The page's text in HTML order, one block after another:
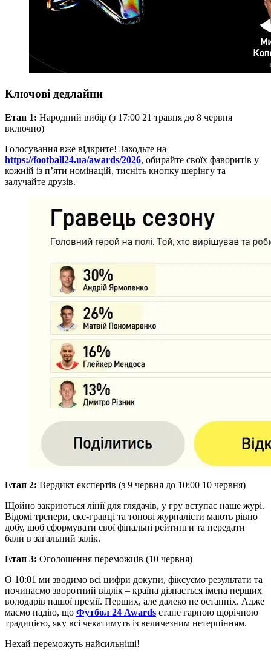
Ключові дедлайни
Етап 1: Народний вибір (з 17:00 21 травня до 8 червня
включно)
Голосування вже відкрите! Заходьте на
https://football24.ua/awards/2026, обирайте своїх фаворитів у
кожній із п’яти номінацій, тисніть кнопку шерінгу та
залучайте друзів.
Етап 2: Вердикт експертів (з 9 червня до 10:00 10 червня)
Щойно закриються лінії для глядачів, у гру вступає наше журі.
Відомі тренери, екс-гравці та топові журналісти мають рівно
добу, щоб сформувати свої фінальні рейтинги та передати
бали в загальний залік.
Етап 3: Оголошення переможців (10 червня)
О 10:01 ми зводимо всі цифри докупи, фіксуємо результати та
починаємо зворотний відлік – країна дізнається імена перших
володарів нашої премії. Перших, але далеко не останніх. Адже
маємо надію, що Футбол 24 Awards стане гарною щорічною
традицією, яку всі чекатимуть із величезним нетерпінням.
Нехай переможуть найсильніші!